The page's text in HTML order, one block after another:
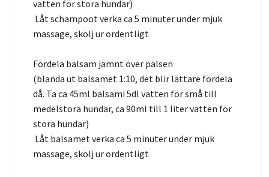
vatten för stora hundar)
Låt schampoot verka ca 5 minuter under mjuk
massage, skölj ur ordentligt
Fördela balsam jämnt över pälsen
(blanda ut balsamet 1:10, det blir lättare fördela
då. Ta ca 45ml balsami 5dl vatten för små till
medelstora hundar, ca 90ml till 1 liter vatten för
stora hundar)
Låt balsamet verka ca 5 minuter under mjuk
massage, skölj ur ordentligt